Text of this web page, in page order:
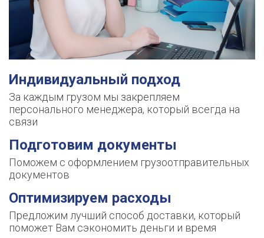
Индивидуальный подход
За каждым грузом мы закрепляем
персонального менеджера, который всегда на
связи
Подготовим документы
Поможем с оформлением грузоотправительных
документов
Оптимизируем расходы
Предложим лучший способ доставки, который
поможет Вам сэкономить деньги и время